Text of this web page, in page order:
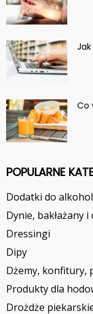
Co
POPULARNE
Dodatki do
Dynie, bakłażany i
Dressingi
Dipy
Dżemy, konfitury,
Produkty dla
Drożdże